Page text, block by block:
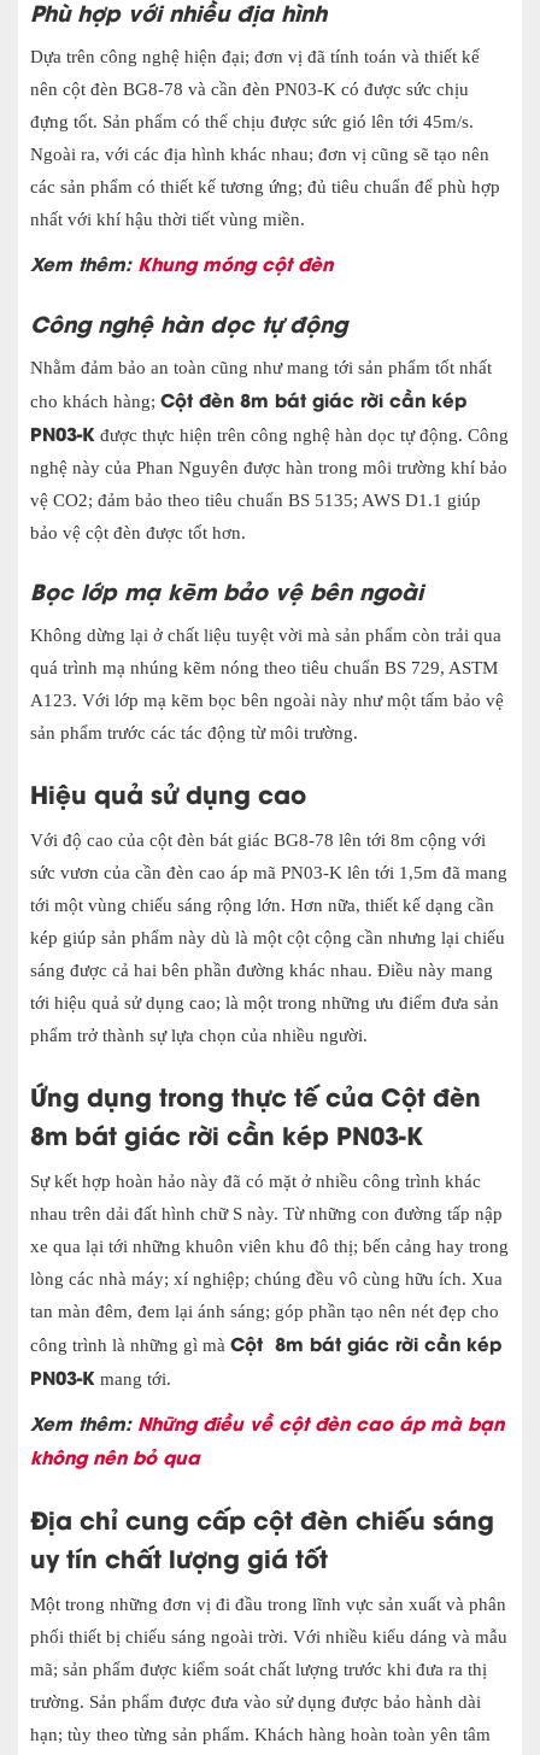
Phù hợp với nhiều địa hình
Dựa trên công nghệ hiện đại; đơn vị đã tính toán và thiết kế
nên cột đèn BG8-78 và cần đèn PN03-K có được sức chịu
đựng tốt. Sản phẩm có thể chịu được sức gió lên tới 45m/s.
Ngoài ra, với các địa hình khác nhau; đơn vị cũng sẽ tạo nên
các sản phẩm có thiết kế tương ứng; đủ tiêu chuẩn để phù hợp
nhất với khí hậu thời tiết vùng miền.
Xem thêm: Khung móng cột đèn
Công nghệ hàn dọc tự động
Nhằm đảm bảo an toàn cũng như mang tới sản phẩm tốt nhất
cho khách hàng; Cột đèn 8m bát giác rời cần kép
PN03-K được thực hiện trên công nghệ hàn dọc tự động. Công
nghệ này của Phan Nguyên được hàn trong môi trường khí bảo
vệ CO2; đảm bảo theo tiêu chuẩn BS 5135; AWS D1.1 giúp
bảo vệ cột đèn được tốt hơn.
Bọc lớp mạ kẽm bảo vệ bên ngoài
Không dừng lại ở chất liệu tuyệt vời mà sản phẩm còn trải qua
quá trình mạ nhúng kẽm nóng theo tiêu chuẩn BS 729, ASTM
A123. Với lớp mạ kẽm bọc bên ngoài này như một tấm bảo vệ
sản phẩm trước các tác động từ môi trường.
Hiệu quả sử dụng cao
Với độ cao của cột đèn bát giác BG8-78 lên tới 8m cộng với
sức vươn của cần đèn cao áp mã PN03-K lên tới 1,5m đã mang
tới một vùng chiếu sáng rộng lớn. Hơn nữa, thiết kế dạng cần
kép giúp sản phẩm này dù là một cột cộng cần nhưng lại chiếu
sáng được cả hai bên phần đường khác nhau. Điều này mang
tới hiệu quả sử dụng cao; là một trong những ưu điểm đưa sản
phẩm trở thành sự lựa chọn của nhiều người.
Ứng dụng trong thực tế của Cột đèn
8m bát giác rời cần kép PN03-K
Sự kết hợp hoàn hảo này đã có mặt ở nhiều công trình khác
nhau trên dải đất hình chữ S này. Từ những con đường tấp nập
xe qua lại tới những khuôn viên khu đô thị; bến cảng hay trong
lòng các nhà máy; xí nghiệp; chúng đều vô cùng hữu ích. Xua
tan màn đêm, đem lại ánh sáng; góp phần tạo nên nét đẹp cho
công trình là những gì mà Cột 8m bát giác rời cần kép
PN03-K mang tới.
Xem thêm: Những điều về cột đèn cao áp mà bạn
không nên bỏ qua
Địa chỉ cung cấp cột đèn chiếu sáng
uy tín chất lượng giá tốt
Một trong những đơn vị đi đầu trong lĩnh vực sản xuất và phân
phối thiết bị chiếu sáng ngoài trời. Với nhiều kiểu dáng và mẫu
mã; sản phẩm được kiểm soát chất lượng trước khi đưa ra thị
trường. Sản phẩm được đưa vào sử dụng được bảo hành dài
hạn; tùy theo từng sản phẩm. Khách hàng hoàn toàn yên tâm